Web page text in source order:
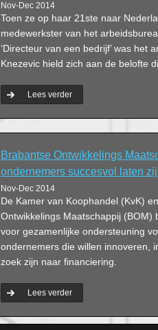
Nov-Dec 2014
Toen ze op haar 21ste naar
medewerkster van het
‘Directeur van een bedrijf’ was het
Knezevic hield zich aan de belofte
Lees verder
Brabantse Ontwikkelings
ondernemers succesvol laten
Nov-Dec 2014
De Kamer van Koophandel (KvK)
Ontwikkelings Maatschappij (BOM)
voor gezamenlijke ondersteuning
ondernemers die willen innoveren,
zoek zijn naar financiering.
Lees verder